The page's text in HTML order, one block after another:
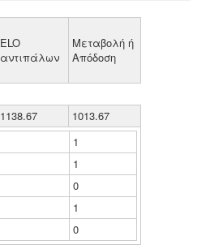
ELO
αντιπάλων
Μεταβολή ή
Απόδοση
1138.67
1013.67
1
1
0
1
0